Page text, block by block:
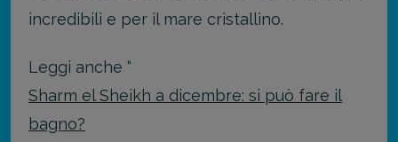
incredibili e per il mare cristallino.
Leggi anche “
Sharm el Sheikh a dicembre: si può fare il
bagno?